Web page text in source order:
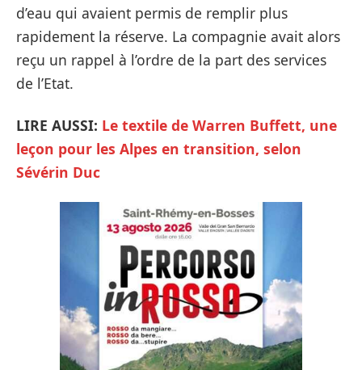
d’eau qui avaient permis de remplir plus
rapidement la réserve. La compagnie avait alors
reçu un rappel à l’ordre de la part des services
de l’Etat.
LIRE AUSSI: Le textile de Warren Buffett, une
leçon pour les Alpes en transition, selon
Sévérin Duc